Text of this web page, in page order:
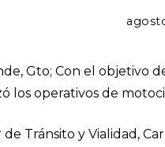
Gto; Con el objetivo
los operativos de
Tránsito y Vialidad,